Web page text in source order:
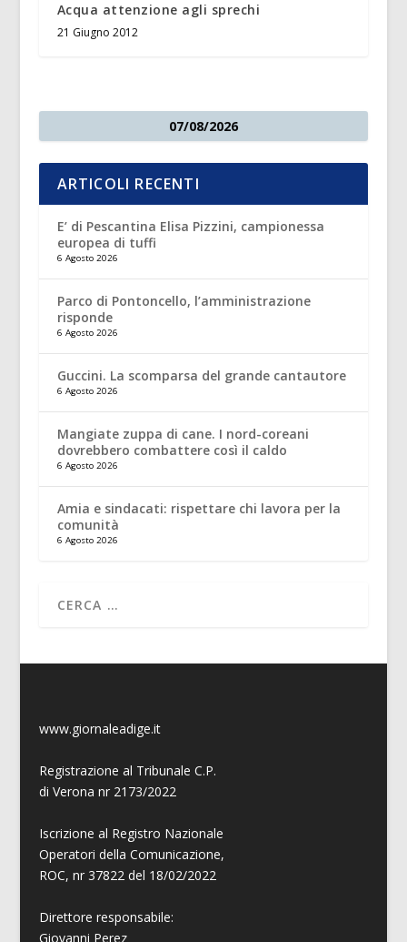
Acqua attenzione agli sprechi
21 Giugno 2012
07/08/2026
ARTICOLI RECENTI
E’ di Pescantina Elisa Pizzini, campionessa
europea di tuffi
6 Agosto 2026
Parco di Pontoncello, l’amministrazione
risponde
6 Agosto 2026
Guccini. La scomparsa del grande cantautore
6 Agosto 2026
Mangiate zuppa di cane. I nord-coreani
dovrebbero combattere così il caldo
6 Agosto 2026
Amia e sindacati: rispettare chi lavora per la
comunità
6 Agosto 2026
www.giornaleadige.it
Registrazione al Tribunale C.P.
di Verona nr 2173/2022
Iscrizione al Registro Nazionale
Operatori della Comunicazione,
ROC, nr 37822 del 18/02/2022
Direttore responsabile:
Giovanni Perez